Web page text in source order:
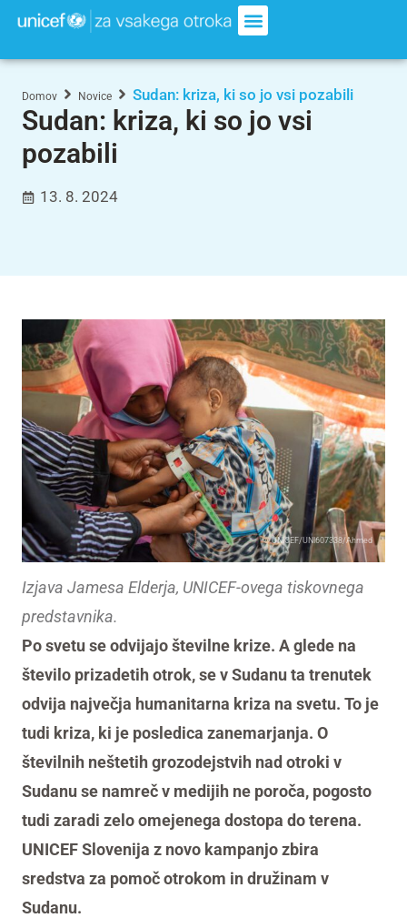
Domov Novice Sudan: kriza, ki so jo vsi pozabili
Sudan: kriza, ki so jo vsi
pozabili
13. 8. 2024
© UNICEF/UNI607338/Ahmed
Izjava Jamesa Elderja, UNICEF-ovega tiskovnega
predstavnika.
Po svetu se odvijajo številne krize. A glede na
število prizadetih otrok, se v Sudanu ta trenutek
odvija največja humanitarna kriza na svetu. To je
tudi kriza, ki je posledica zanemarjanja. O
številnih neštetih grozodejstvih nad otroki v
Sudanu se namreč v medijih ne poroča, pogosto
tudi zaradi zelo omejenega dostopa do terena.
UNICEF Slovenija z novo kampanjo zbira
sredstva za pomoč otrokom in družinam v
Sudanu.